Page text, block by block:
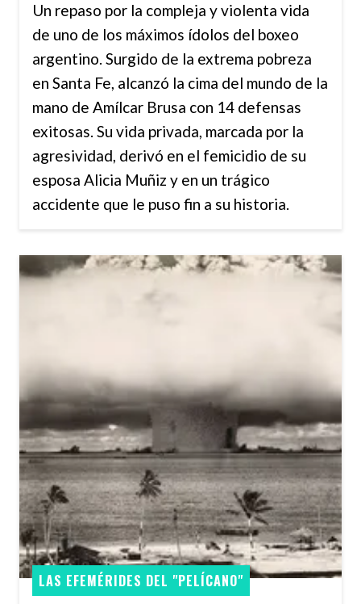
Un repaso por la compleja y violenta vida
de uno de los máximos ídolos del boxeo
argentino. Surgido de la extrema pobreza
en Santa Fe, alcanzó la cima del mundo de la
mano de Amílcar Brusa con 14 defensas
exitosas. Su vida privada, marcada por la
agresividad, derivó en el femicidio de su
esposa Alicia Muñiz y en un trágico
accidente que le puso fin a su historia.
LAS EFEMÉRIDES DEL "PELÍCANO"